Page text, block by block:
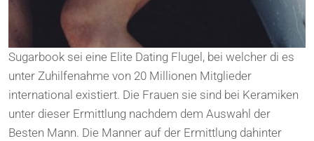
Sugarbook sei eine Elite Dating Flugel, bei welcher di es
unter Zuhilfenahme von 20 Millionen Mitglieder
international existiert. Die Frauen sie sind bei Keramiken
unter dieser Ermittlung nachdem dem Auswahl der
Besten Mann. Die Manner auf der Ermittlung dahinter